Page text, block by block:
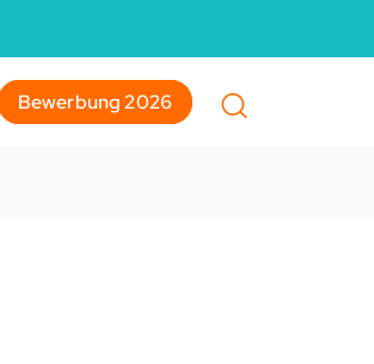
Bewerbung 2026